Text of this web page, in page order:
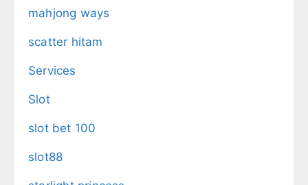
mahjong ways
scatter hitam
Services
Slot
slot bet 100
slot88